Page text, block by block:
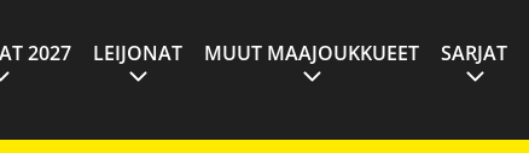
2027 LEIJONAT MUUT MAAJOUKKUEET SARJAT